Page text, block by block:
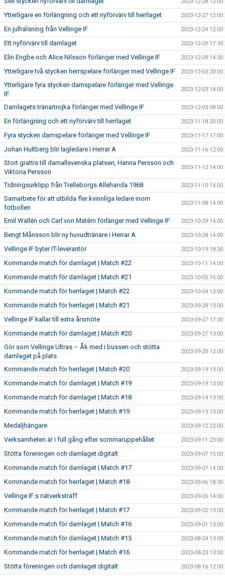
Ytterligare en förlängning och ett nyförvärv till herrlaget 2023-12-27 12:00
En julhälsning från Vellinge IF 2023-12-24 12:00
Ett nyförvärv till damlaget 2023-12-09 17:30
Elin Engbe och Alice Nilsson förlänger med Vellinge IF 2023-12-09 14:30
Ytterligare två stycken herrspelare förlänger med Vellinge IF 2023-12-03 20:00
Ytterligare fyra stycken damspelare förlänger med Vellinge
IF
2023-12-03 14:00
Damlagets tränartrojka förlänger med Vellinge IF 2023-12-03 08:00
En förlängning och ett nyförvärv till herrlaget 2023-11-18 20:00
Fyra stycken damspelare förlänger med Vellinge IF 2023-11-17 17:00
Johan Hultberg blir lagledare i Herrar A 2023-11-16 12:00
Stort grattis till damallsvenska platsen, Hanna Persson och
Viktoria Persson
2023-11-12 14:00
Tidningsurklipp från Trelleborgs Allehanda 1968 2023-11-10 14:00
Samarbete för att utbilda fler kvinnliga ledare inom
fotbollen
2023-11-08 14:00
Emil Wallén och Carl von Matérn förlänger med Vellinge IF 2023-10-29 14:00
Bengt Månsson blir ny huvudtränare i Herrar A 2023-10-28 14:00
Vellinge IF byter IT-leverantör 2023-10-19 18:30
Kommande match för damlaget | Match #22 2023-10-11 14:00
Kommande match för damlaget | Match #21 2023-10-05 15:00
Kommande match för herrlaget | Match #22 2023-10-04 13:00
Kommande match för herrlaget | Match #21 2023-09-28 13:00
Vellinge IF kallar till extra årsmöte 2023-09-27 17:30
Kommande match för damlaget | Match #20 2023-09-27 13:00
Gör som Vellinge Ultras – Åk med i bussen och stötta
damlaget på plats
2023-09-20 12:00
Kommande match för herrlaget | Match #20 2023-09-19 13:00
Kommande match för damlaget | Match #19 2023-09-19 13:00
Kommande match för damlaget | Match #18 2023-09-14 13:00
Kommande match för herrlaget | Match #19 2023-09-13 13:00
Medaljhängare 2023-09-12 22:00
Verksamheten är i full gång efter sommaruppehållet 2023-09-11 23:00
Stötta föreningen och damlaget digitalt 2023-09-07 15:00
Kommande match för damlaget | Match #17 2023-09-07 14:00
Kommande match för herrlaget | Match #18 2023-09-06 18:30
Vellinge IF:s nätverksträff 2023-09-05 14:00
Kommande match för herrlaget | Match #17 2023-09-02 13:00
Kommande match för damlaget | Match #16 2023-09-01 13:00
Kommande match för damlaget | Match #15 2023-08-24 13:00
Kommande match för herrlaget | Match #16 2023-08-23 13:00
Stötta föreningen och damlaget digitalt 2023-08-16 12:00